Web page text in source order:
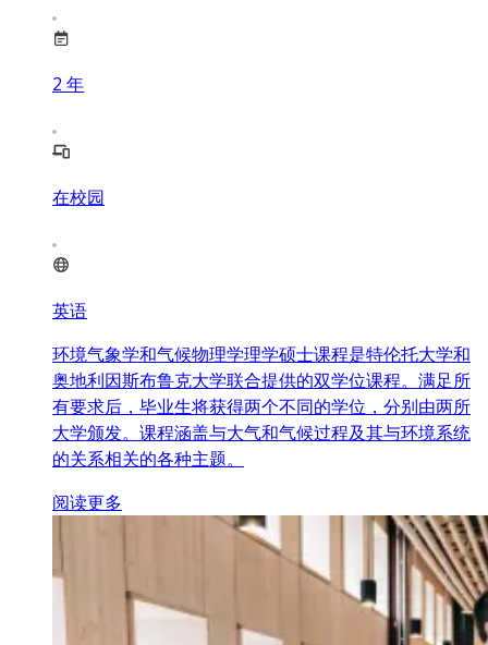
2 年
在校园
英语
环境气象学和气候物理学理学硕士课程是特伦托大学和
奥地利因斯布鲁克大学联合提供的双学位课程。满足所
有要求后，毕业生将获得两个不同的学位，分别由两所
大学颁发。课程涵盖与大气和气候过程及其与环境系统
的关系相关的各种主题。
阅读更多